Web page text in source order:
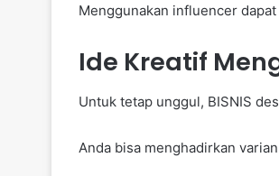
Menggunakan influencer
Ide Kreatif
Untuk tetap unggul, BISNIS
Anda bisa menghadirkan